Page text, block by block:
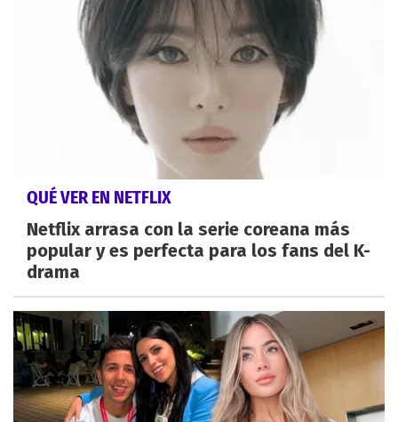
QUÉ VER EN NETFLIX
Netflix arrasa con la serie coreana más
popular y es perfecta para los fans del K-
drama